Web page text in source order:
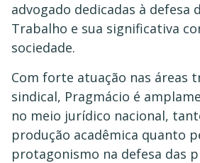
advogado dedicadas à defesa
Trabalho e sua significativa
sociedade.
Com forte atuação nas áreas
sindical, Pragmácio é
no meio jurídico nacional,
produção acadêmica quanto
protagonismo na defesa das